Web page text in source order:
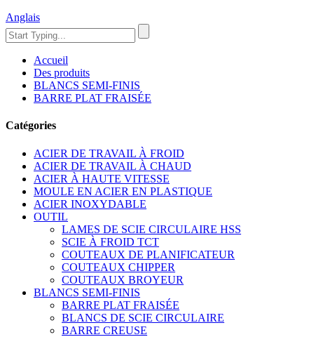
Anglais
Accueil
Des produits
BLANCS SEMI-FINIS
BARRE PLAT FRAISÉE
Catégories
ACIER DE TRAVAIL À FROID
ACIER DE TRAVAIL À CHAUD
ACIER À HAUTE VITESSE
MOULE EN ACIER EN PLASTIQUE
ACIER INOXYDABLE
OUTIL
LAMES DE SCIE CIRCULAIRE HSS
SCIE À FROID TCT
COUTEAUX DE PLANIFICATEUR
COUTEAUX CHIPPER
COUTEAUX BROYEUR
BLANCS SEMI-FINIS
BARRE PLAT FRAISÉE
BLANCS DE SCIE CIRCULAIRE
BARRE CREUSE